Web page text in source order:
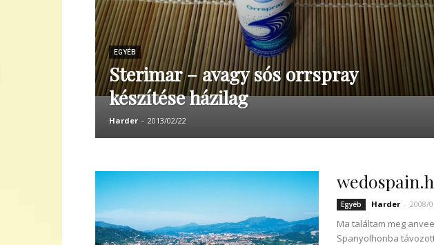
EGYÉB
Sterimar – avagy sós orrspray
készítése házilag
Harder - 2013/02/22
Egyéb Harder - 2008/
Ma találtam meg
Spanyolhonba